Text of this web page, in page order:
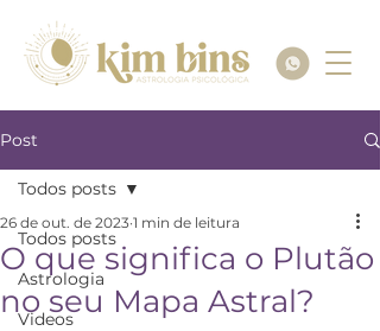
Post
Todos posts
Astrologia
Videos
Todos posts
O que significa o Plutão
no seu Mapa Astral?
26 de out. de 2023 1 min de leitura